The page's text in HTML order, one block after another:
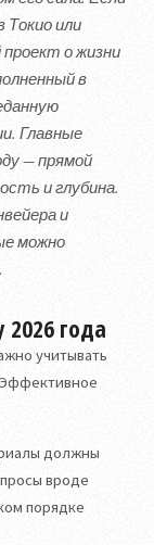
Токио или
о жизни
в
Главные
— прямой
и глубина.
и
можно
года
учитывать
Эффективное
должны
вроде
порядке